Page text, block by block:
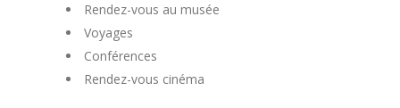
Rendez-vous au musée
Voyages
Conférences
Rendez-vous cinéma